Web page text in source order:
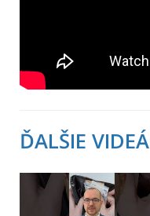
ĎALŠIE VIDEÁ